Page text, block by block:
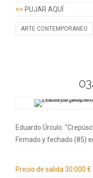
>> PUJAR AQUÍ
ARTE CONTEMPORANEO
Eduardo Úrculo.
Firmado y fechado (85)
Precio de salida 30.000 €